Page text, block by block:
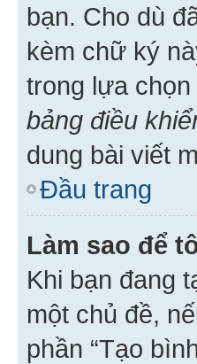
bạn. Cho dù
kèm chữ ký
trong lựa chọn
bảng điều
dung bài viết
Đầu trang
Làm sao để
Khi bạn đang
một chủ đề,
phần “Tạo